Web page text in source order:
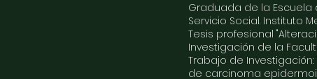
Graduada de la Escuela
Servicio Social. Instituto
Tesis profesional
Investigación de la
Trabajo de Investigación:
de carcinoma